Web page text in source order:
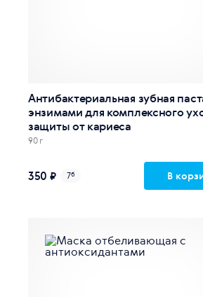
Антибактериальная зубная
энзимами для комплексного
защиты от кариеса
90 г
350 ₽ 7б В